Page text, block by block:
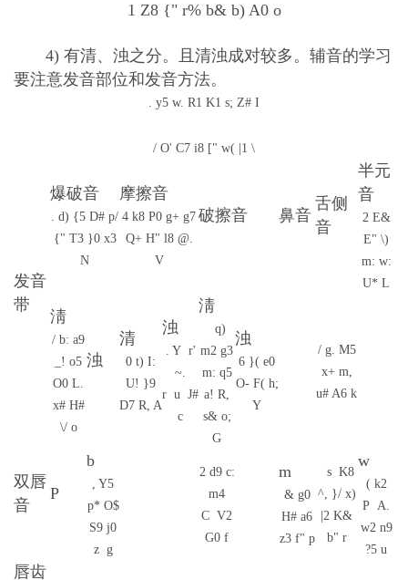
1 Z8 {" r% b& b) A0 o
4) 有清、浊之分。且清浊成对较多。辅音的学习
要注意发音部位和发音方法。
. y5 w. R1 K1 s; Z# I
/ O' C7 i8 [" w( |1 \
发音
带
爆破音
. d) {5 D# p/
{" T3 }0 x3
N
摩擦音
4 k8 P0 g+ g7
Q+ H" l8 @.
V
破擦音 鼻音
舌侧
音
半元
音
2 E&
E" \)
m: w:
U* L
淸
/ b: a9
_! o5
O0 L.
x# H#
\/ o
浊
清
0 t) I:
U! }9
D7 R, A
浊
. Y r'
~.
r u J#
c
淸
q)
m2 g3
m: q5
a! R,
s& o;
G
浊
6 }( e0
O- F( h;
Y
/ g. M5
x+ m,
u# A6 k
双唇
音
P
b
, Y5
p* O$
S9 j0
z g
2 d9 c:
m4
C V2
G0 f
m
& g0
H# a6
z3 f" p
s K8
^, }/ x)
|2 K&
b" r
w
( k2
P A.
w2 n9
?5 u
唇齿